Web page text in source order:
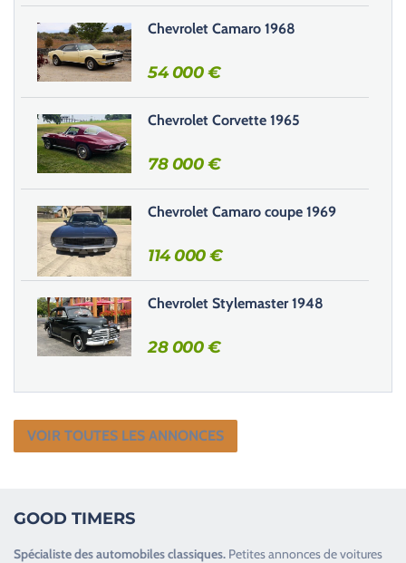
e
c
h
a
m
p
v
i
d
e
.
Chevrolet Camaro 1968
54 000€
Chevrolet Corvette 1965
78 000€
Chevrolet Camaro coupe 1969
114 000€
Chevrolet Stylemaster 1948
28 000€
VOIR TOUTES LES ANNONCES
GOOD TIMERS
Spécialiste desautomobiles classiques. Petites annonces devoitures